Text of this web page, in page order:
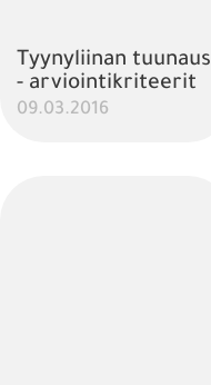
Tyynyliinan tuunaus
- arviointikriteerit
09.03.2016